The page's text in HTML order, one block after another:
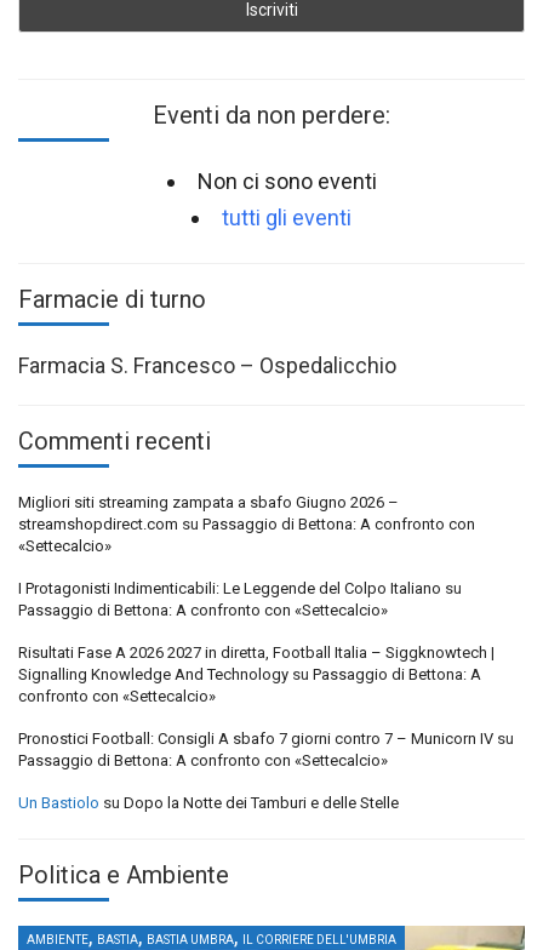
Eventi da non perdere:
Non ci sono eventi
tutti gli eventi
Farmacie di turno
Farmacia S. Francesco – Ospedalicchio
Commenti recenti
Migliori siti streaming zampata a sbafo Giugno 2026 –
streamshopdirect.com su Passaggio di Bettona: A confronto con
«Settecalcio»
I Protagonisti Indimenticabili: Le Leggende del Colpo Italiano su
Passaggio di Bettona: A confronto con «Settecalcio»
Risultati Fase A 2026 2027 in diretta, Football Italia – Siggknowtech |
Signalling Knowledge And Technology su Passaggio di Bettona: A
confronto con «Settecalcio»
Pronostici Football: Consigli A sbafo 7 giorni contro 7 – Municorn IV su
Passaggio di Bettona: A confronto con «Settecalcio»
Un Bastiolo su Dopo la Notte dei Tamburi e delle Stelle
Politica e Ambiente
AMBIENTE, BASTIA, BASTIA UMBRA, IL CORRIERE DELL'UMBRIA